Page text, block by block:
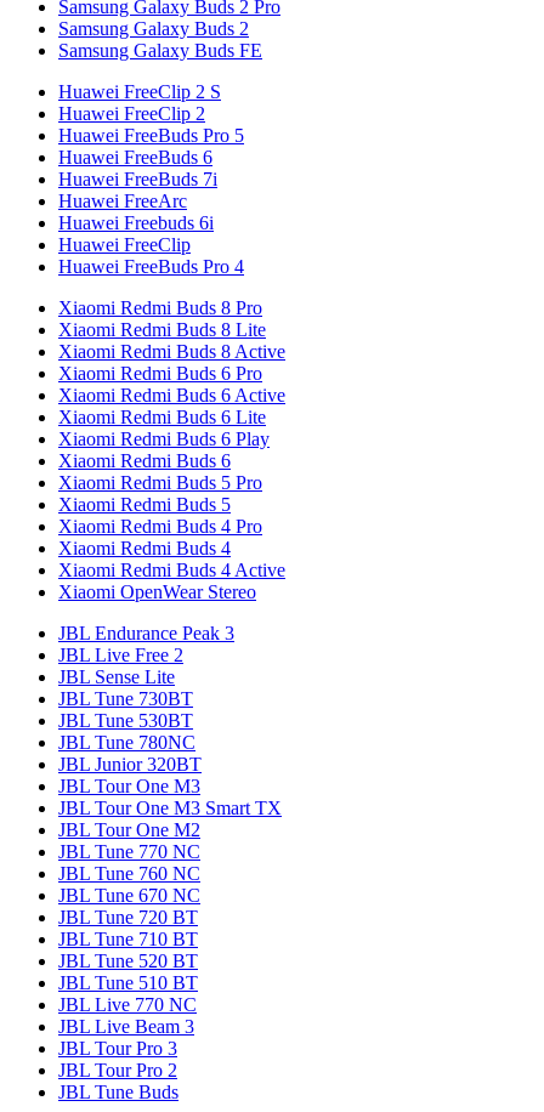
Samsung Galaxy Buds 2 Pro
Samsung Galaxy Buds 2
Samsung Galaxy Buds FE
Huawei FreeClip 2 S
Huawei FreeClip 2
Huawei FreeBuds Pro 5
Huawei FreeBuds 6
Huawei FreeBuds 7i
Huawei FreeArc
Huawei Freebuds 6i
Huawei FreeClip
Huawei FreeBuds Pro 4
Xiaomi Redmi Buds 8 Pro
Xiaomi Redmi Buds 8 Lite
Xiaomi Redmi Buds 8 Active
Xiaomi Redmi Buds 6 Pro
Xiaomi Redmi Buds 6 Active
Xiaomi Redmi Buds 6 Lite
Xiaomi Redmi Buds 6 Play
Xiaomi Redmi Buds 6
Xiaomi Redmi Buds 5 Pro
Xiaomi Redmi Buds 5
Xiaomi Redmi Buds 4 Pro
Xiaomi Redmi Buds 4
Xiaomi Redmi Buds 4 Active
Xiaomi OpenWear Stereo
JBL Endurance Peak 3
JBL Live Free 2
JBL Sense Lite
JBL Tune 730BT
JBL Tune 530BT
JBL Tune 780NC
JBL Junior 320BT
JBL Tour One M3
JBL Tour One M3 Smart TX
JBL Tour One M2
JBL Tune 770 NC
JBL Tune 760 NC
JBL Tune 670 NC
JBL Tune 720 BT
JBL Tune 710 BT
JBL Tune 520 BT
JBL Tune 510 BT
JBL Live 770 NC
JBL Live Beam 3
JBL Tour Pro 3
JBL Tour Pro 2
JBL Tune Buds